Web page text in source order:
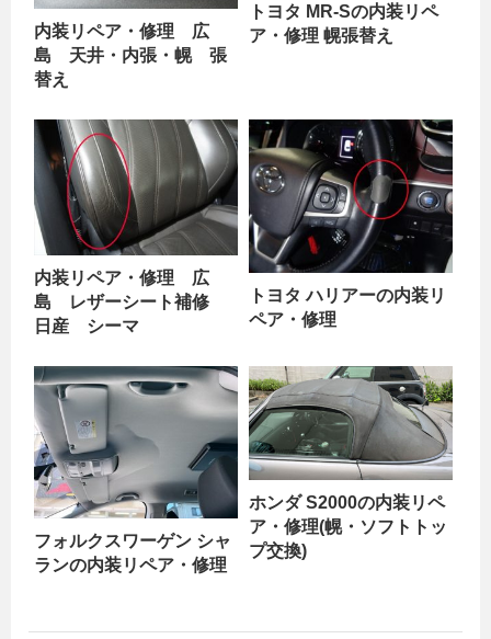
内装リペア・修理 広
島 天井・内張・幌 張
替え
トヨタ MR-Sの内装リペ
ア・修理 幌張替え
内装リペア・修理 広
島 レザーシート補修
日産 シーマ
トヨタ ハリアーの内装リ
ペア・修理
フォルクスワーゲン シャ
ランの内装リペア・修理
ホンダ S2000の内装リペ
ア・修理(幌・ソフトトッ
プ交換)